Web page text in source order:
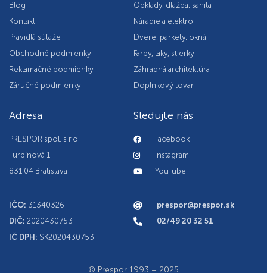
Blog
Kontakt
Pravidlá súťaže
Obchodné podmienky
Reklamačné podmienky
Záručné podmienky
Obklady, dlažba, sanita
Náradie a elektro
Dvere, parkety, okná
Farby, laky, stierky
Záhradná architektúra
Doplnkový tovar
Adresa
PRESPOR spol. s r.o.
Turbínová 1
831 04 Bratislava
IČO: 31340326
DIČ: 2020430753
IČ DPH: SK2020430753
Sledujte nás
Facebook
Instagram
YouTube
prespor@prespor.sk
02/49 20 32 51
© Prespor 1993 – 2025